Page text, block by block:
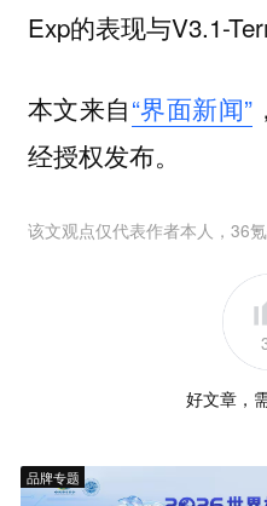
Exp的表现与V3.1-
本文来自“界面新闻”
经授权发布。
该文观点仅代表作者本人，36
好文章，
品牌专题